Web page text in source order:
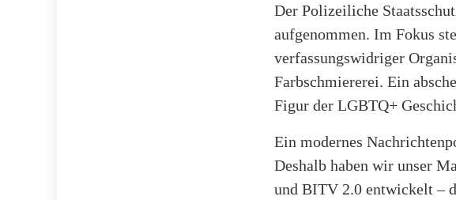
Der Polizeiliche
aufgenommen. Im Fokus
verfassungswidriger
Farbschmiererei. Ein
Figur der LGBTQ+
Ein modernes
Deshalb haben wir unser
und BITV 2.0 entwickelt –